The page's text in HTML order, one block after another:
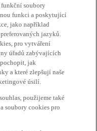
funkční soubory
funkci a poskytující
jako například
jazyků.
pro vytváření
úřadů zabývajících
jak
a které zlepšují naše
úsilí.
použijeme také
soubory cookies pro